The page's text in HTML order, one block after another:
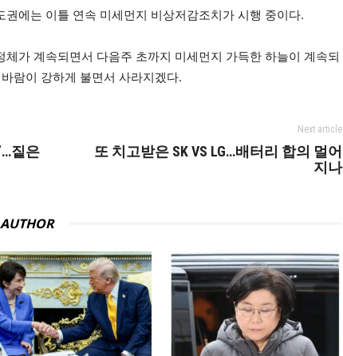
에는 이틀 연속 미세먼지 비상저감조치가 시행 중이다.
가 계속되면서 다음주 초까지 미세먼지 가득한 하늘이 계속되
람이 강하게 불면서 사라지겠다.
짙은
Next article
또 치고받은 SK VS LG…배터리 합의 멀어
지나